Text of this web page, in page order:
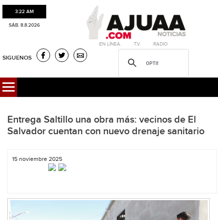
3:22 AM
SÁB. 8.8.2026
·EN LÍNEA. ·T.V. ·RADIO
SIGUENOS
Entrega Saltillo una obra más: vecinos de El
Salvador cuentan con nuevo drenaje sanitario
15 noviembre 2025